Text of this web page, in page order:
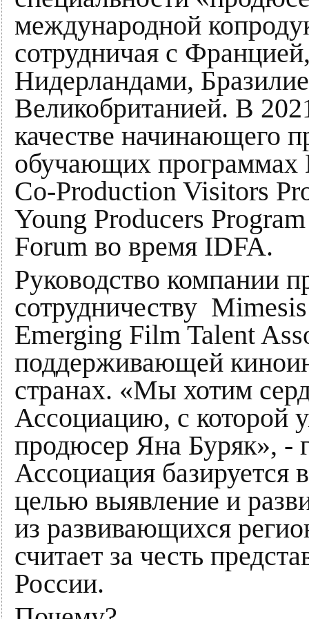
международной
сотрудничая с
Нидерландами,
Великобританией. В
качестве начинающего
обучающих программах
Co-Production Visitors
Young Producers
Forum во время IDFA.
Руководство компании
сотрудничеству
Emerging Film Talent
поддерживающей
странах. «Мы хотим
Ассоциацию, с которой
продюсер Яна Буряк», -
Ассоциация базируется
целью выявление и
из развивающихся
считает за честь
России.